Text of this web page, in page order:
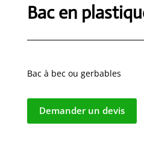
Bac en
Bac à bec ou gerbables
Demander un devis